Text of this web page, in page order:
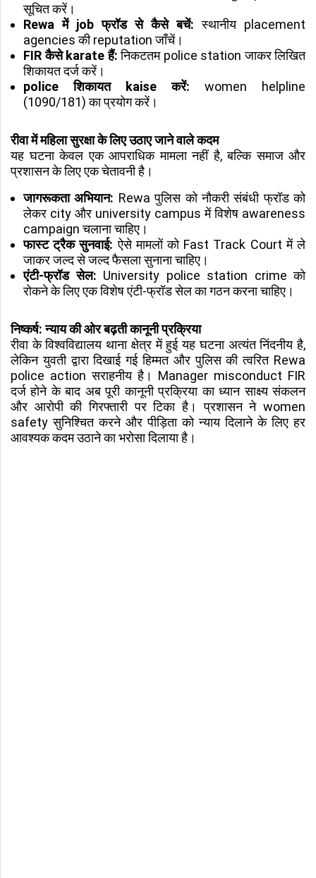
सूचित करें।
Rewa में job फ्रॉड से कैसे बचें: स्थानीय placement
agencies की reputation जाँचें।
FIR कैसे karate हैं:निकटतम police station जाकर लिखित
शिकायत दर्ज करें।
police शिकायत kaise करें: women helpline
(1090/181) का प्रयोग करें।
रीवा में महिला सुरक्षा के लिए उठाए जाने वाले कदम
यह घटना केवल एक आपराधिक मामला नहीं है, बल्कि समाज और
प्रशासन के लिए एक चेतावनी है।
जागरूकता अभियान: Rewa पुलिस को नौकरी संबंधी फ्रॉड को
लेकर city और university campus में विशेष awareness
campaign चलाना चाहिए।
फास्ट ट्रैक सुनवाई:ऐसे मामलों को Fast Track Court में ले
जाकर जल्द से जल्द फैसला सुनाना चाहिए।
एंटी-फ्रॉड सेल: University police station crime को
रोकने के लिए एक विशेष एंटी-फ्रॉड सेल का गठन करना चाहिए।
निष्कर्ष: न्याय की ओर बढ़ती कानूनी प्रक्रिया
रीवा के विश्वविद्यालय थाना क्षेत्र में हुई यह घटना अत्यंत निंदनीय है,
लेकिन युवती द्वारा दिखाई गई हिम्मत और पुलिस की त्वरित Rewa
police action सराहनीय है। Manager misconduct FIR
दर्ज होने के बाद अब पूरी कानूनी प्रक्रिया का ध्यान साक्ष्य संकलन
और आरोपी की गिरफ्तारी पर टिका है। प्रशासन ने women
safety सुनिश्चित करने और पीड़िता को न्याय दिलाने के लिए हर
आवश्यक कदम उठाने का भरोसा दिलाया है।